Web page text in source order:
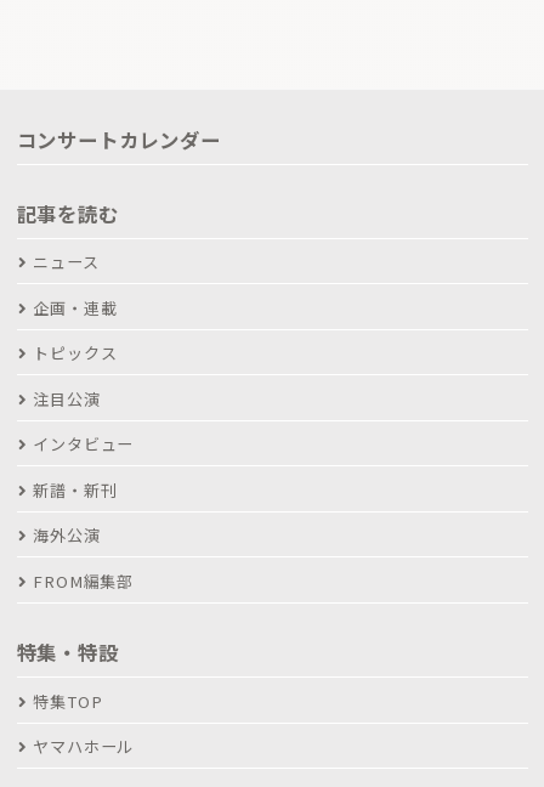
コンサートカレンダー
記事を読む
ニュース
企画・連載
トピックス
注目公演
インタビュー
新譜・新刊
海外公演
FROM編集部
特集・特設
特集TOP
ヤマハホール